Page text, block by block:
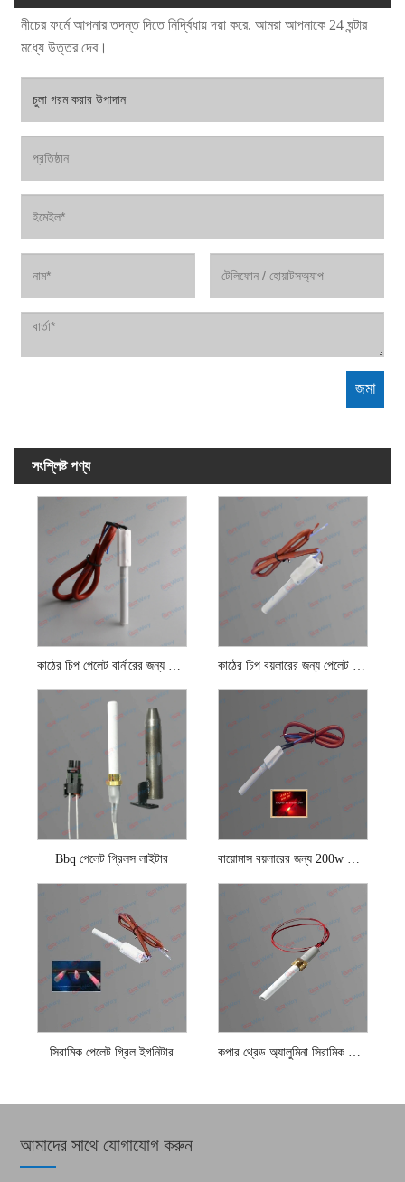
নীচের ফর্মে আপনার তদন্ত দিতে নির্দ্বিধায় দয়া করে. আমরা আপনাকে 24 ঘন্টার
মধ্যে উত্তর দেব।
সংশ্লিষ্ট পণ্য
Bbq পেলেট গ্রিলস লাইটার
সিরামিক পেলেট গ্রিল ইগনিটার
আমাদের সাথে যোগাযোগ করুন